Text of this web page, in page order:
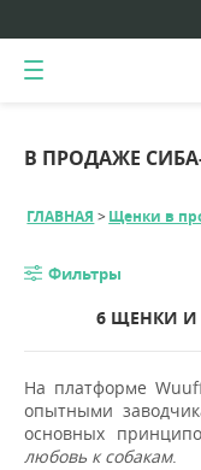
В ПРОДАЖЕ
ГЛАВНАЯ Щенки в
Фильтры
6 ЩЕНКИ И
На платформе
опытными
основных
любовь к собакам.